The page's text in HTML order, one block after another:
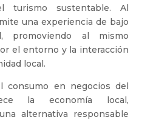
turismo sustentable. Al
una experiencia de bajo
promoviendo al mismo
el entorno y la interacción
local.
consumo en negocios del
la economía local,
alternativa responsable